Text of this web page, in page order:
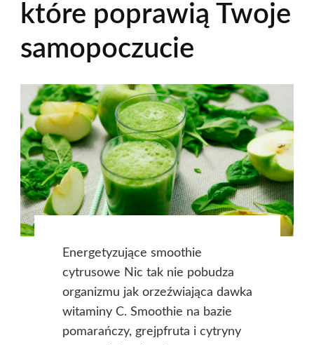
które poprawią Twoje
samopoczucie
Energetyzujące smoothie
cytrusowe Nic tak nie pobudza
organizmu jak orzeźwiająca dawka
witaminy C. Smoothie na bazie
pomarańczy, grejpfruta i cytryny